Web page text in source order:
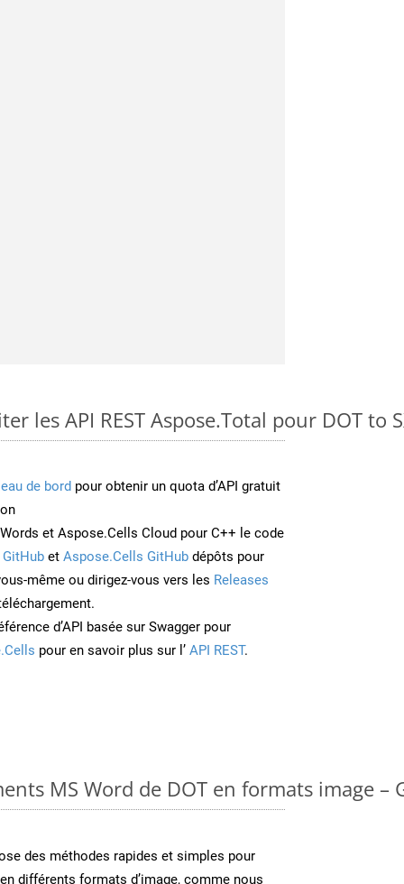
les API REST Aspose.Total pour DOT to
de bord pour obtenir un quota d’API gratuit
et Aspose.Cells Cloud pour C++ le code
et Aspose.Cells GitHub dépôts pour
même ou dirigez-vous vers les Releases
d’API basée sur Swagger pour
pour en savoir plus sur l’ API REST.
MS Word de DOT en formats image –
des méthodes rapides et simples pour
différents formats d’image, comme nous